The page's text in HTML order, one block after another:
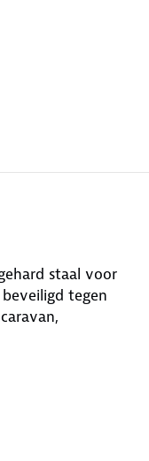
staal voor
tegen
slot is